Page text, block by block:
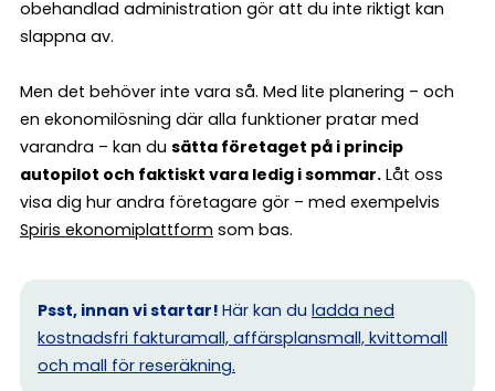
obehandlad administration gör att du inte riktigt kan
slappna av.
Men det behöver inte vara så. Med lite planering – och
en ekonomilösning där alla funktioner pratar med
varandra – kan du sätta företaget på i princip
autopilot och faktiskt vara ledig i sommar. Låt oss
visa dig hur andra företagare gör – med exempelvis
Spiris ekonomiplattform som bas.
Psst, innan vi startar! Här kan du ladda ned
kostnadsfri fakturamall, affärsplansmall, kvittomall
och mall för reseräkning.